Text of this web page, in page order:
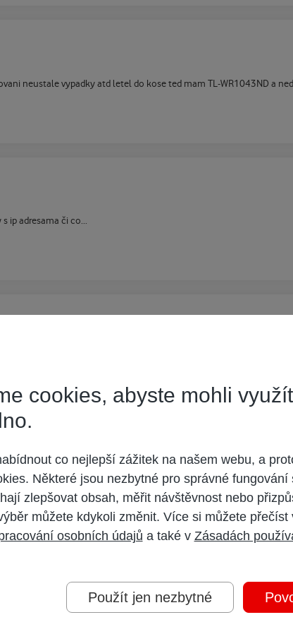
neustale vypadky atd letel do kose ted mam TL-WR1043ND a
ip adresama či co...
vyhoď a pod stromek si naděl nějaký normální, třeba výše
cookies, abyste mohli
co nejlepší zážitek na našem webu, a
Některé jsou nezbytné pro správné fungování
zlepšovat obsah, měřit návštěvnost nebo
můžete kdykoli změnit. Více si můžete
osobních údajů a také v Zásadách
Použít jen nezbytné